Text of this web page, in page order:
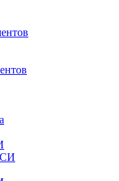
СИ